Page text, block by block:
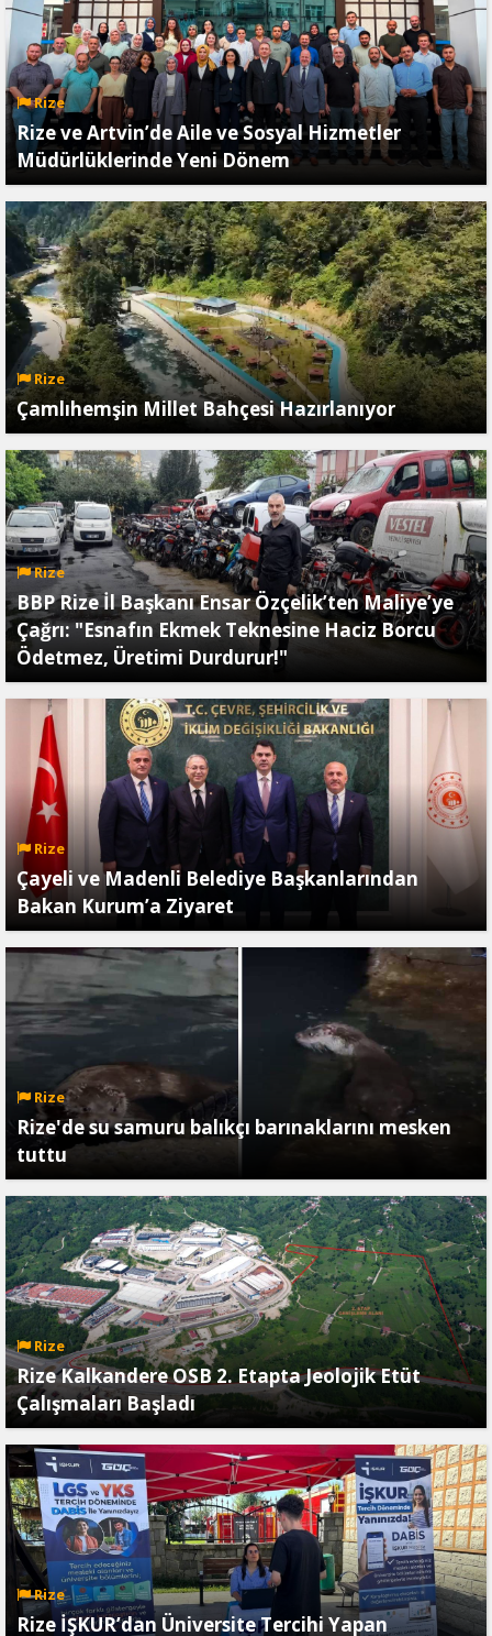
Rize
Rize ve Artvin’de Aile ve Sosyal Hizmetler
Müdürlüklerinde Yeni Dönem
Rize
Çamlıhemşin Millet Bahçesi Hazırlanıyor
Rize
BBP Rize İl Başkanı Ensar Özçelik’ten Maliye’ye
Çağrı: "Esnafın Ekmek Teknesine Haciz Borcu
Ödetmez, Üretimi Durdurur!"
Rize
Çayeli ve Madenli Belediye Başkanlarından
Bakan Kurum’a Ziyaret
Rize
Rize'de su samuru balıkçı barınaklarını mesken
tuttu
Rize
Rize Kalkandere OSB 2. Etapta Jeolojik Etüt
Çalışmaları Başladı
Rize
Rize İŞKUR’dan Üniversite Tercihi Yapan